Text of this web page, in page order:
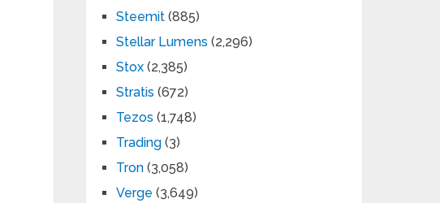
Steemit (885)
Stellar Lumens (2,296)
Stox (2,385)
Stratis (672)
Tezos (1,748)
Trading (3)
Tron (3,058)
Verge (3,649)